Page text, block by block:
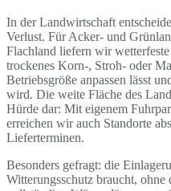
In der Landwirtschaft
Verlust. Für Acker- und
Flachland liefern wir
trockenes Korn-, Stroh- oder
Betriebsgröße anpassen lässt
wird. Die weite Fläche des
Hürde dar: Mit eigenem
erreichen wir auch Standorte
Lieferterminen.
Besonders gefragt: die
Witterungsschutz braucht, ohne